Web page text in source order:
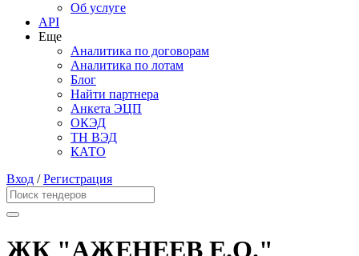
Об услуге
API
Еще
Аналитика по договорам
Аналитика по лотам
Блог
Найти партнера
Анкета ЭЦП
ОКЭД
ТН ВЭД
КАТО
Вход /Регистрация
ЖК "АЖЕНЕЕВ Е.О."